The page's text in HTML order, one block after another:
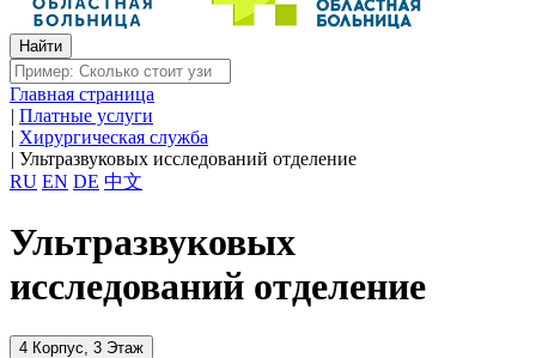
Главная страница
| Платные услуги
| Хирургическая служба
| Ультразвуковых исследований отделение
RU EN DE 中文
Ультразвуковых
исследований отделение
4 Корпус, 3 Этаж